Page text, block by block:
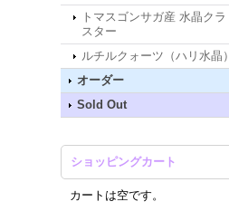
トマスゴンサガ産 水晶クラ
スター
ルチルクォーツ（ハリ水晶）
オーダー
Sold Out
ショッピングカート
カートは空です。